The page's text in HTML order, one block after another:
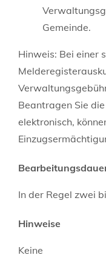
Gemeinde.
Hinweis: Bei einer
Beantragen Sie
elektronisch,
In der Regel zwei
Hinweise
Keine